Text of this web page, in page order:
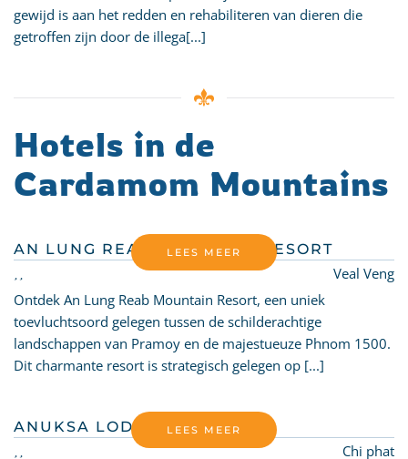
gewijd is aan het redden en rehabiliteren van dieren die
getroffen zijn door de illega[...]
Hotels in de
Cardamom Mountains
AN LUNG REAB MOUNTAIN RESORT
Veal Veng
LEES MEER
Ontdek An Lung Reab Mountain Resort, een uniek
toevluchtsoord gelegen tussen de schilderachtige
landschappen van Pramoy en de majestueuze Phnom 1500.
Dit charmante resort is strategisch gelegen op [...]
ANUKSA LODGE
Chi phat
LEES MEER